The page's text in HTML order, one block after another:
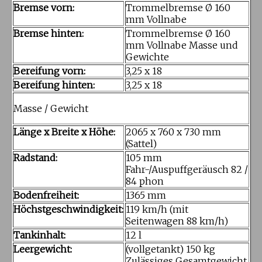
Bremse vorn:
Trommelbremse Ø 160
mm Vollnabe
Bremse hinten:
Trommelbremse Ø 160
mm Vollnabe Masse und
Gewichte
Bereifung vorn:
3,25 x 18
Bereifung hinten:
3,25 x 18
Masse / Gewicht
Länge x Breite x Höhe:
2065 x 760 x 730 mm
(Sattel)
Radstand:
105 mm
Fahr-/Auspuffgeräusch 82 /
84 phon
Bodenfreiheit:
1365 mm
Höchstgeschwindigkeit: 119 km/h (mit
Seitenwagen 88 km/h)
Tankinhalt:
12 l
Leergewicht:
(vollgetankt) 150 kg